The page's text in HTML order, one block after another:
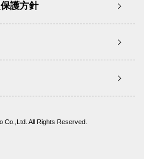
護方針
Co.,Ltd. All Rights Reserved.